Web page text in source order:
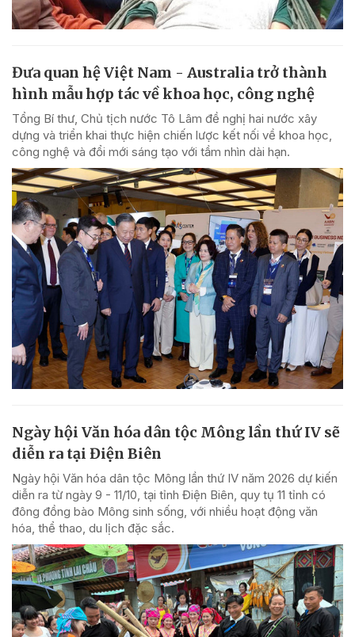
Đưa quan hệ Việt Nam - Australia trở thành
hình mẫu hợp tác về khoa học, công nghệ
Tổng Bí thư, Chủ tịch nước Tô Lâm đề nghị hai nước xây
dựng và triển khai thực hiện chiến lược kết nối về khoa học,
công nghệ và đổi mới sáng tạo với tầm nhìn dài hạn.
Ngày hội Văn hóa dân tộc Mông lần thứ IV sẽ
diễn ra tại Điện Biên
Ngày hội Văn hóa dân tộc Mông lần thứ IV năm 2026 dự kiến
diễn ra từ ngày 9 - 11/10, tại tỉnh Điện Biên, quy tụ 11 tỉnh có
đông đồng bào Mông sinh sống, với nhiều hoạt động văn
hóa, thể thao, du lịch đặc sắc.